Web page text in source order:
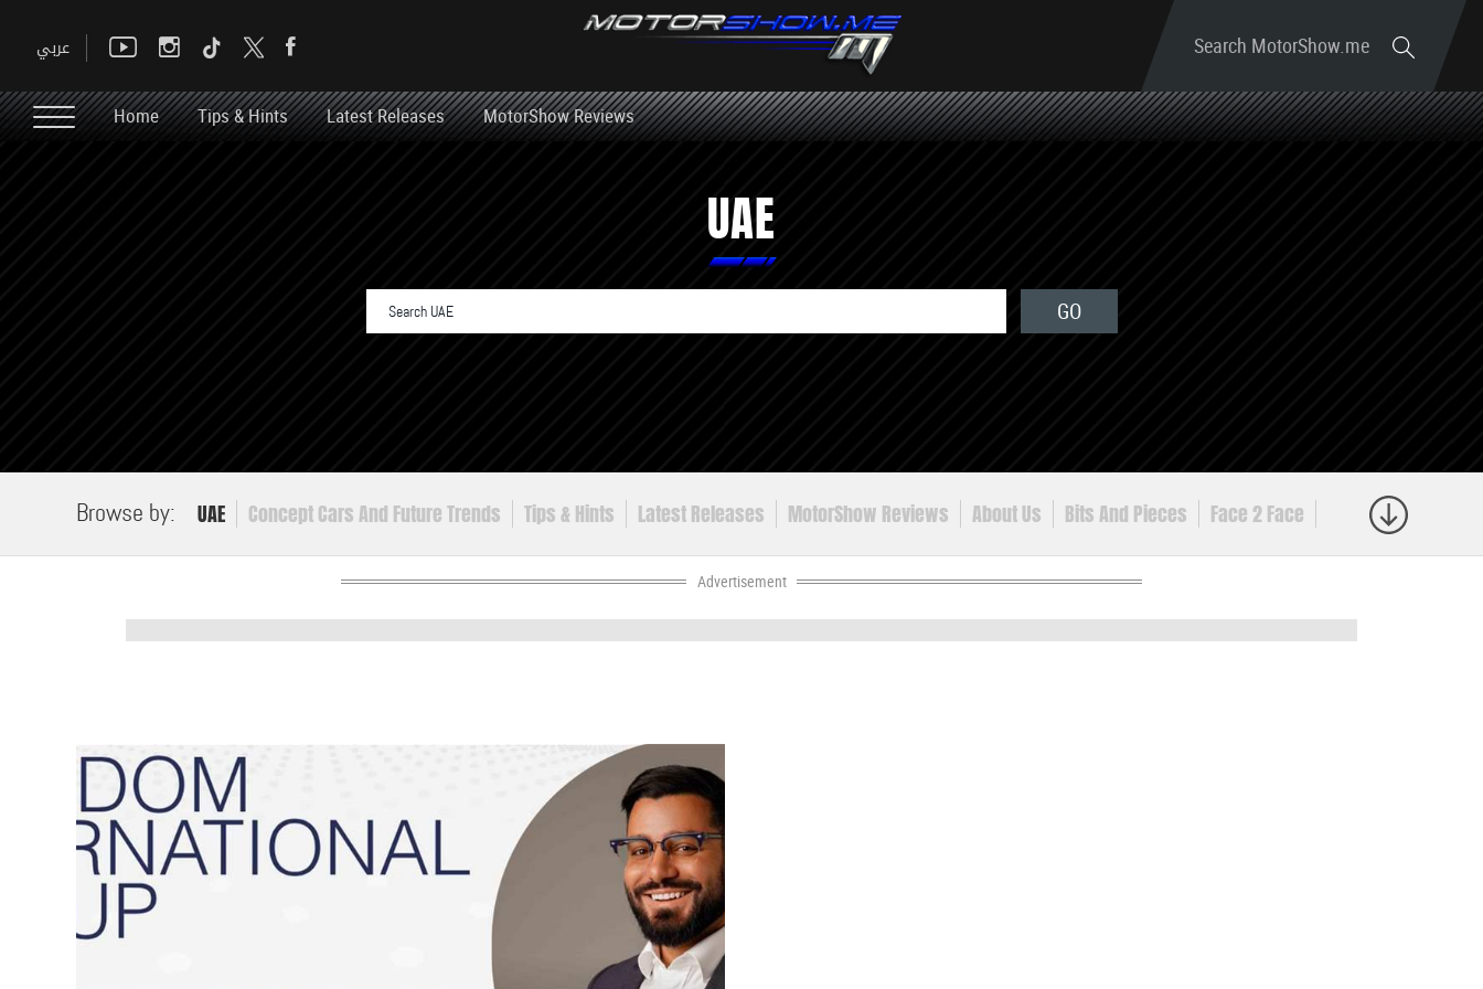
Search MotorShow.me
Home Tips & Hints Latest Releases MotorShow Reviews
UAE
Browse by: UAE Concept Cars And Future Trends Tips & Hints Latest Releases MotorShow Reviews About Us Bits And Pieces
Face 2 Face
Mish Masmouh
News Hightlights Our Opinion About These Cars Regulations And Safe Driving Say It Or Show It Outloud
Advertisement